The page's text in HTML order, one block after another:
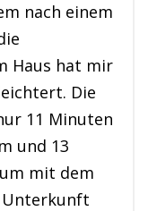
nach einem
Haus hat mir
Die
11 Minuten
und 13
mit dem
Unterkunft